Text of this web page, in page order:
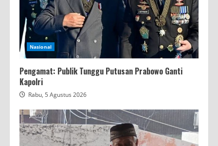
Nasional
Pengamat: Publik Tunggu Putusan Prabowo Ganti
Kapolri
Rabu, 5 Agustus 2026